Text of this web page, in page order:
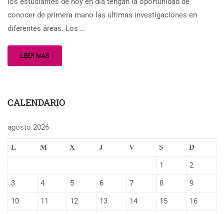
conocer de primera mano las últimas investigaciones en
diferentes áreas. Los …
LEER MÁS
CALENDARIO
agosto 2026
L M X J V S D
1
2
3
4 5 6 7 8
9
10
11 12 13 14 15
16